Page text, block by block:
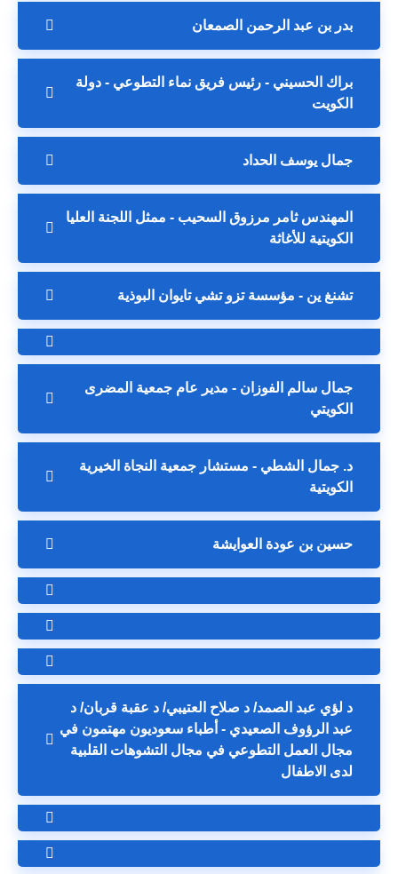
بدر بن عبد الرحمن الصمعان
براك الحسيني - رئيس فريق نماء التطوعي - دولة
الكويت
جمال يوسف الحداد
المهندس ثامر مرزوق السحيب - ممثل اللجنة العليا
الكويتية للأغاثة
تشنغ ين - مؤسسة تزو تشي تايوان البوذية
جمال سالم الفوزان - مدير عام جمعية المضرى
الكويتي
د. جمال الشطي - مستشار جمعية النجاة الخيرية
الكويتية
حسين بن عودة العوايشة
د لؤي عبد الصمد/ د صلاح العتيبي/ د عقبة قربان/ د
عبد الرؤوف الصعيدي - أطباء سعوديون مهتمون في
مجال العمل التطوعي في مجال التشوهات القلبية
لدى الاطفال